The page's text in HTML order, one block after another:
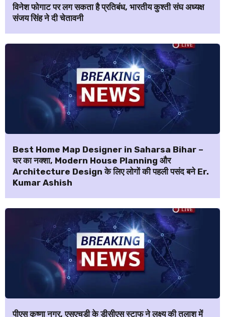
विनेश फोगाट पर लग सकता है प्रतिबंध, भारतीय कुश्ती संघ अध्यक्ष
संजय सिंह ने दी चेतावनी
Best Home Map Designer in Saharsa Bihar –
घर का नक्शा, Modern House Planning और
Architecture Design के लिए लोगों की पहली पसंद बने Er.
Kumar Ashish
पीएस कृष्णा नगर, एसएचडी के डीसीएस स्टाफ ने लक्ष्य की तलाश में